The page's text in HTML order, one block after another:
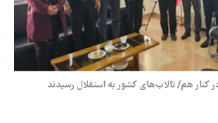
هم/ تالاب‌های کشور به استقلال رسیدند